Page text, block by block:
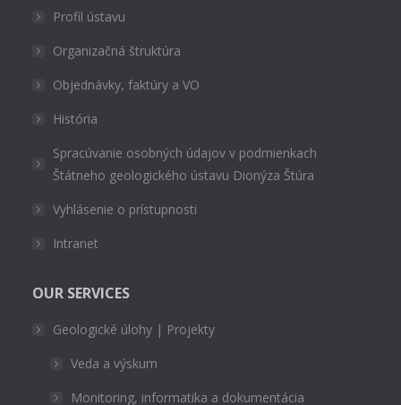
Profil ústavu
Organizačná štruktúra
Objednávky, faktúry a VO
História
Spracúvanie osobných údajov v podmienkach
Štátneho geologického ústavu Dionýza Štúra
Vyhlásenie o prístupnosti
Intranet
OUR SERVICES
Geologické úlohy | Projekty
Veda a výskum
Monitoring, informatika a dokumentácia